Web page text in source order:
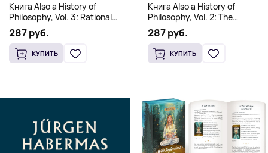
Книга Also a History of
Philosophy, Vol. 3: Rational
Freedom. Traces of the
Discourse on Faith and
Knowledge (Твердый
переплет)
287 руб.
КУПИТЬ
Книга Also a History of
Philosophy, Vol. 2: The
Occidental Constellation of
Faith and Knowledge
(Твердый переплет)
287 руб.
КУПИТЬ